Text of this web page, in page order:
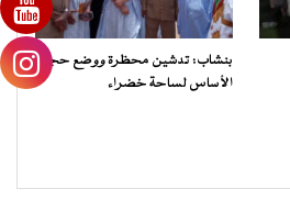
بنشاب: تدشين محظرة ووضع حجر
الأساس لساحة خضراء